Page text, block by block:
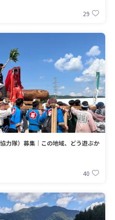
29
力隊）募集｜この地域、どう遊ぶか
40